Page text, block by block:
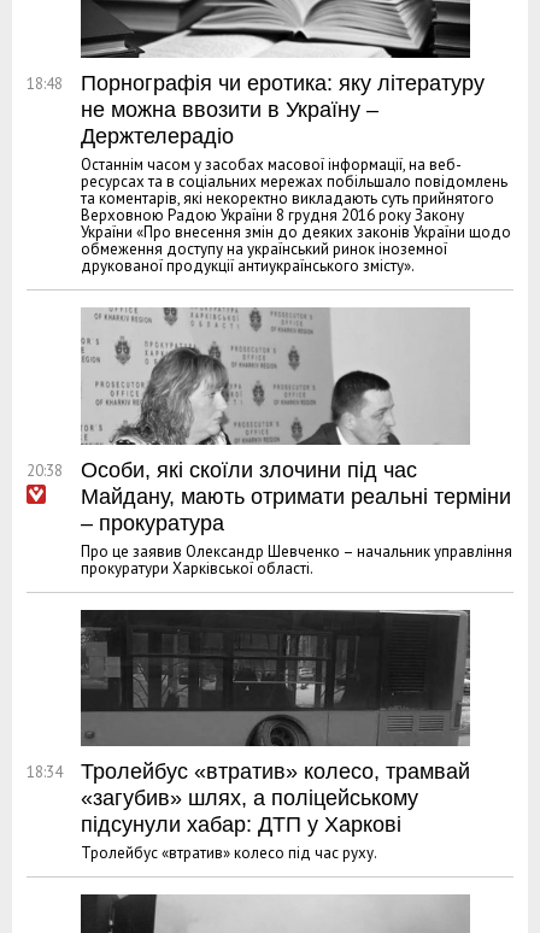
18:48
Порнографія чи еротика: яку літературу
не можна ввозити в Україну –
Держтелерадіо
Останнім часом у засобах масової інформації, на веб-
ресурсах та в соціальних мережах побільшало повідомлень
та коментарів, які некоректно викладають суть прийнятого
Верховною Радою України 8 грудня 2016 року Закону
України «Про внесення змін до деяких законів України щодо
обмеження доступу на український ринок іноземної
друкованої продукції антиукраїнського змісту».
20:38
Особи, які скоїли злочини під час
Майдану, мають отримати реальні терміни
– прокуратура
Про це заявив Олександр Шевченко – начальник управління
прокуратури Харківської області.
18:34
Тролейбус «втратив» колесо, трамвай
«загубив» шлях, а поліцейському
підсунули хабар: ДТП у Харкові
Тролейбус «втратив» колесо під час руху.